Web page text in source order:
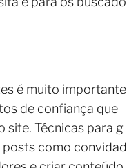
é muito importante
de confiança que
site. Técnicas para g
posts como convidad